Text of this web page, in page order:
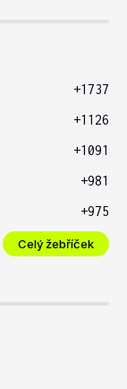
+1737
+1126
+1091
+981
+975
Celý žebříček